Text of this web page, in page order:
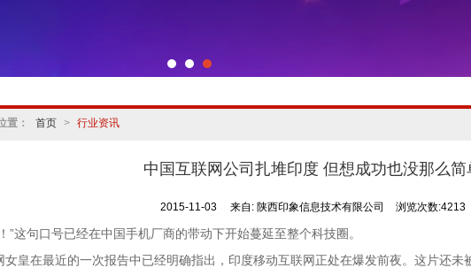
置： 首页 > 行业资讯
中国互联网公司扎堆印度 但想成功也没那么简
2015-11-03 来自: 陕西印象信息技术有限公司 浏览次数:4213
”这句口号已经在中国手机厂商的带动下开始蔓延至整个科技圈。
在最近的一次报告中已经明确指出，印度移动互联网正处在爆发前夜。这片还未